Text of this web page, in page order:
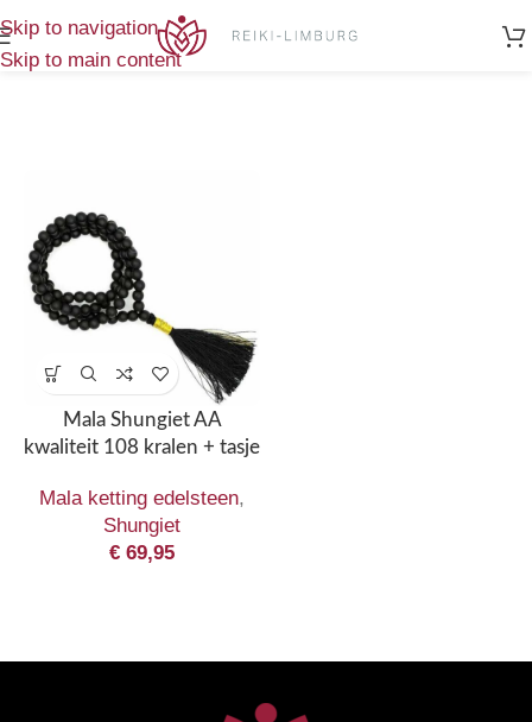
Skip to navigation
Skip to main content
Producten getagged “Mala shungiet”
Mala Shungiet AA
kwaliteit 108 kralen + tasje
Mala ketting edelsteen,
Shungiet
€ 69,95